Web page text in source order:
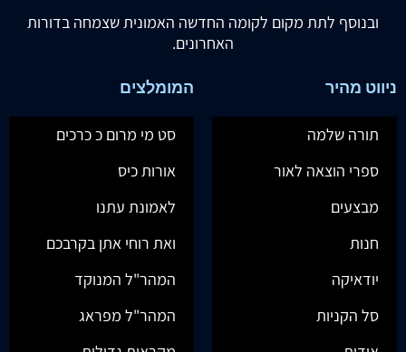
ובנוסף לתת מקום לקומה החדשה האמונית שצמחה בדורות
האחרונים.
ניווט מהיר
תורה שלמה
ספרי הוצאה לאור
מבצעים
חנות
יודאיקה
סל הקניות
המומלצים
סט מי מרום כ כרכים
אורות כיס
לאמונת עתנו
ואת רוחי אתן בקרבכם
המהר"ל המנוקד
המהר"ל מפראג